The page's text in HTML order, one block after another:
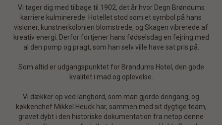
Vi tager dig med tilbage til 1902, det år hvor Degn Brøndums
karriere kulminerede. Hotellet stod som et symbol på hans
visioner, kunstnerkolonien blomstrede, og Skagen vibrerede af
kreativ energi. Derfor fortjener hans fødselsdag en fejring med
al den pomp og pragt, som han selv ville have sat pris på.
Som altid er udgangspunktet for Brøndums Hotel, den gode
kvalitet i mad og oplevelse.
Vi dækker op ved langbord, som man gjorde dengang, og
køkkenchef Mikkel Heuck har, sammen med sit dygtige team,
gravet dybt i den historiske dokumentation fra netop denne